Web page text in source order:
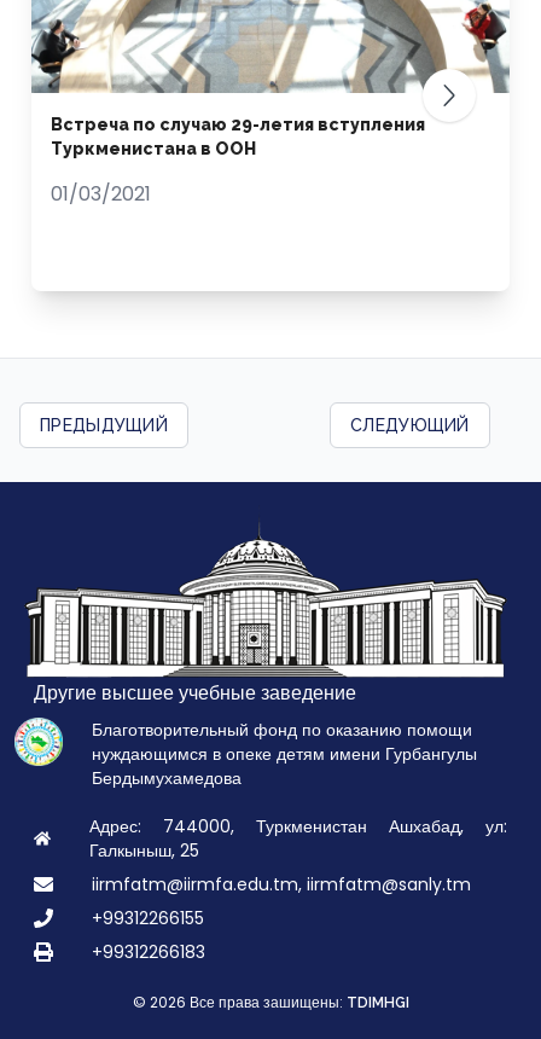
Встреча по случаю 29-летия вступления
Туркменистана в ООН
01/03/2021
ПРЕДЫДУЩИЙ СЛЕДУЮЩИЙ
Другие высшее учебные заведение
Благотворительный фонд по оказанию помощи
нуждающимся в опеке детям имени Гурбангулы
Бердымухамедова
Адрес: 744000, Туркменистан Ашхабад, ул:
Галкыныш, 25
iirmfatm@iirmfa.edu.tm, iirmfatm@sanly.tm
+99312266155
+99312266183
© 2026 Все права зашищены: TDIMHGI